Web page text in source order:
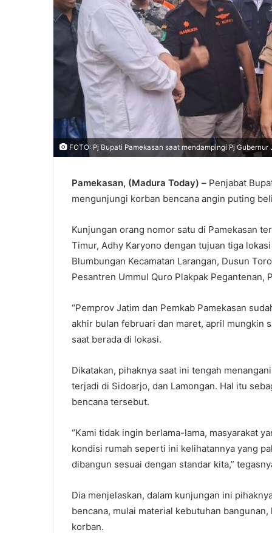
FOTO: Pj Bupati Pamekasan saat mendampingi Pj
Pamekasan, (Madura Today) – Penjabat
mengunjungi korban bencana angin puting
Kunjungan orang nomor satu di Pamekasan
Timur, Adhy Karyono dengan tujuan tiga
Blumbungan Kecamatan Larangan, Dusun
Pesantren Ummul Quro Plakpak Pegantenan,
“Pemprov Jatim dan Pemkab Pamekasan
akhir bulan februari dan maret, april mungkin
saat berada di lokasi.
Dikatakan, pihaknya saat ini tengah
terjadi di Sidoarjo, dan Lamongan. Hal itu
bencana tersebut.
“Kami tidak ingin berlama-lama, masyarakat
kondisi rumah seperti ini kelihatannya yang
dibangun sesuai dengan standar kita,”
Dia menjelaskan, dalam kunjungan ini
bencana, mulai material kebutuhan
korban.